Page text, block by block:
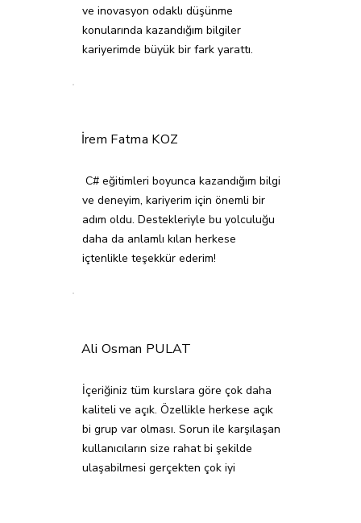
ve inovasyon odaklı düşünme
konularında kazandığım bilgiler
kariyerimde büyük bir fark yarattı.
İrem Fatma KOZ
C# eğitimleri boyunca kazandığım bilgi
ve deneyim, kariyerim için önemli bir
adım oldu. Destekleriyle bu yolculuğu
daha da anlamlı kılan herkese
içtenlikle teşekkür ederim!
Ali Osman PULAT
İçeriğiniz tüm kurslara göre çok daha
kaliteli ve açık. Özellikle herkese açık
bi grup var olması. Sorun ile karşılaşan
kullanıcıların size rahat bi şekilde
ulaşabilmesi gerçekten çok iyi